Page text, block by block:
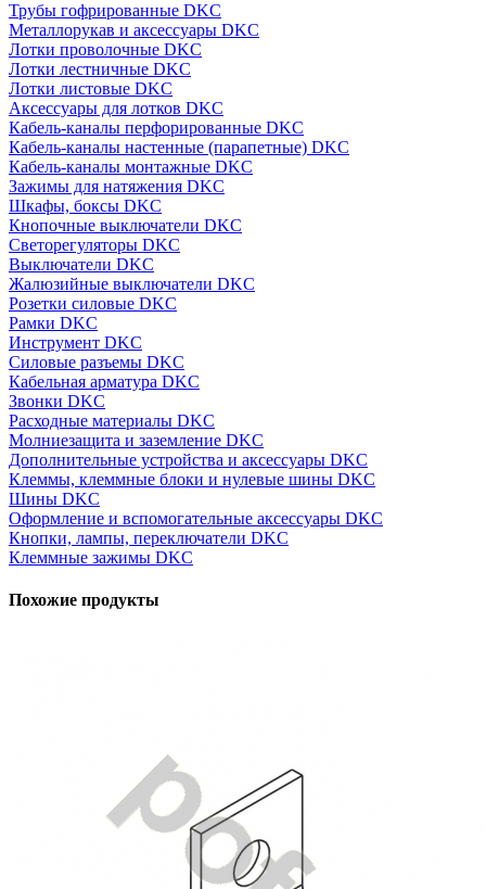
Трубы гофрированные DKC
Металлорукав и аксессуары DKC
Лотки проволочные DKC
Лотки лестничные DKC
Лотки листовые DKC
Аксессуары для лотков DKC
Кабель-каналы перфорированные DKC
Кабель-каналы настенные (парапетные) DKC
Кабель-каналы монтажные DKC
Зажимы для натяжения DKC
Шкафы, боксы DKC
Кнопочные выключатели DKC
Светорегуляторы DKC
Выключатели DKC
Жалюзийные выключатели DKC
Розетки силовые DKC
Рамки DKC
Инструмент DKC
Силовые разъемы DKC
Кабельная арматура DKC
Звонки DKC
Расходные материалы DKC
Молниезащита и заземление DKC
Дополнительные устройства и аксессуары DKC
Клеммы, клеммные блоки и нулевые шины DKC
Шины DKC
Оформление и вспомогательные аксессуары DKC
Кнопки, лампы, переключатели DKC
Клеммные зажимы DKC
Похожие продукты